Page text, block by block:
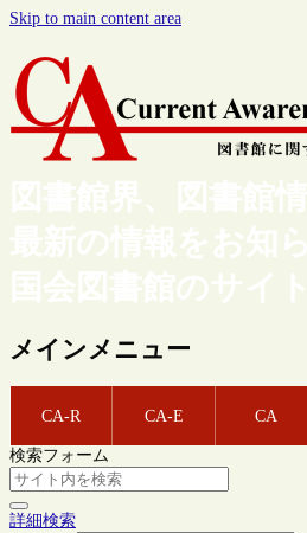
Skip to main content area
図書館界、図書館
最新の情報をお知
国会図書館のサイ
メインメニュー
CA-R CA-E CA
検索フォーム
詳細検索